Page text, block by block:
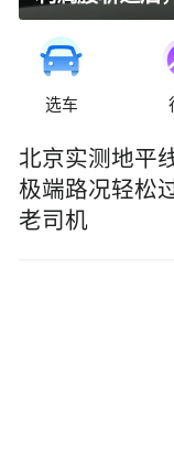
选车
北京实测地平
极端路况轻松
老司机